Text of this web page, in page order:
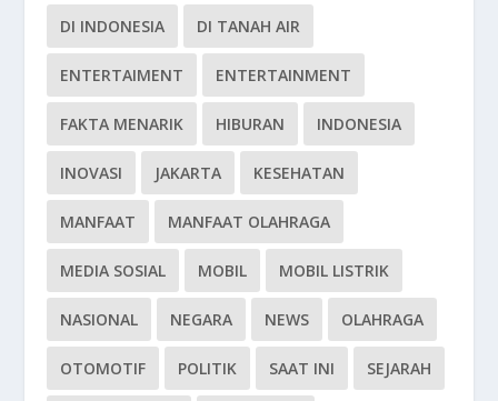
DI INDONESIA DI TANAH AIR
ENTERTAIMENT ENTERTAINMENT
FAKTA MENARIK HIBURAN INDONESIA
INOVASI JAKARTA KESEHATAN
MANFAAT MANFAAT OLAHRAGA
MEDIA SOSIAL MOBIL MOBIL LISTRIK
NASIONAL NEGARA NEWS OLAHRAGA
OTOMOTIF POLITIK SAAT INI SEJARAH